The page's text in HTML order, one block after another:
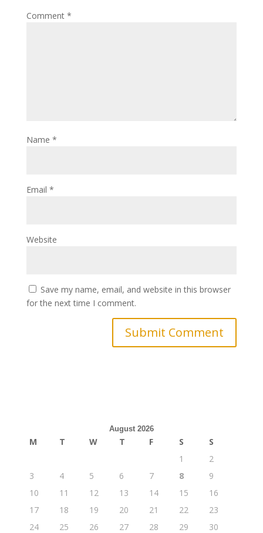
Comment *
Name *
Email *
Website
Save my name, email, and website in this browser
for the next time I comment.
August 2026
M T W T F S
S
1
2
3
4 5 6 7 8
9
10
11 12 13 14 15
16
17
18 19 20 21 22
23
24
25 26 27 28 29
30